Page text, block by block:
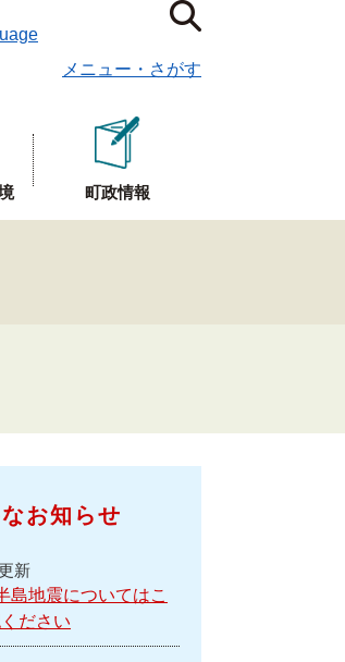
メニュー ・ さがす
町政情報
お知らせ
新
島地震についてはこ
ださい